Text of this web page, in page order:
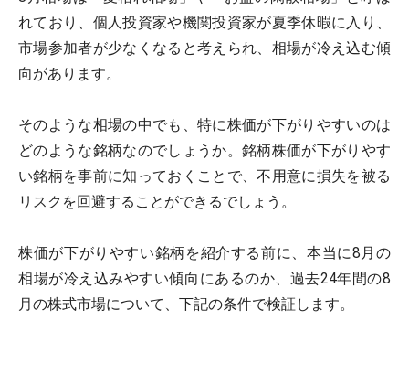
れており、個人投資家や機関投資家が夏季休暇に入り、
市場参加者が少なくなると考えられ、相場が冷え込む傾
向があります。
そのような相場の中でも、特に株価が下がりやすいのは
どのような銘柄なのでしょうか。銘柄株価が下がりやす
い銘柄を事前に知っておくことで、不用意に損失を被る
リスクを回避することができるでしょう。
株価が下がりやすい銘柄を紹介する前に、本当に8月の
相場が冷え込みやすい傾向にあるのか、過去24年間の8
月の株式市場について、下記の条件で検証します。